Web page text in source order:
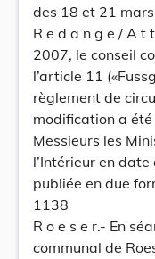
des 18 et 21
R e d a n g e / A t
2007, le conseil
l’article 11
règlement de
modification a
Messieurs les
l’Intérieur en
publiée en due
1138
R o e s e r.- En
communal de